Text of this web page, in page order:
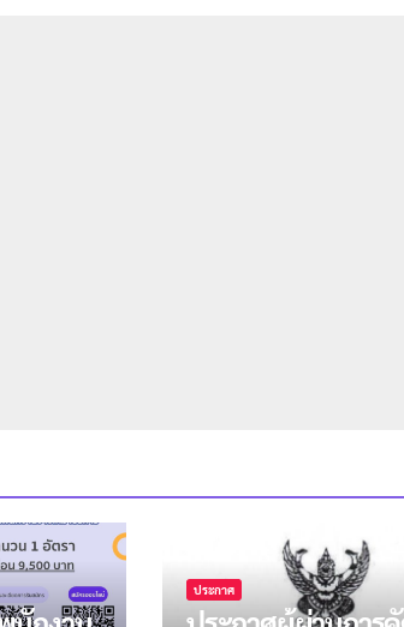
ประกาศ